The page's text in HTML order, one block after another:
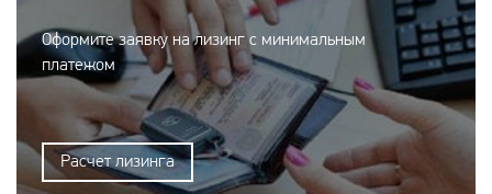
Оформите заявку на лизинг с минимальным
платежом
Расчет лизинга